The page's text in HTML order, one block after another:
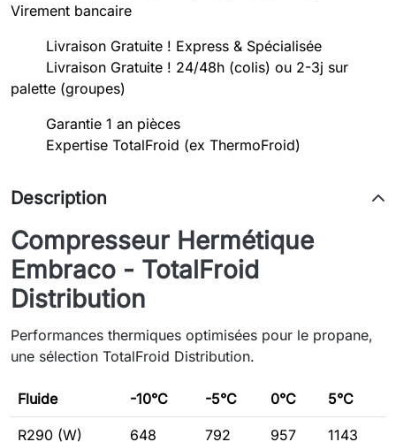
Virement bancaire
Livraison Gratuite ! Express & Spécialisée
Livraison Gratuite ! 24/48h (colis) ou 2-3j sur
palette (groupes)
Garantie 1 an pièces
Expertise TotalFroid (ex ThermoFroid)
Description
Compresseur Hermétique
Embraco - TotalFroid
Distribution
Performances thermiques optimisées pour le propane,
une sélection TotalFroid Distribution.
Fluide -10°C -5°C 0°C 5°C
R290 (W) 648 792 957 1143